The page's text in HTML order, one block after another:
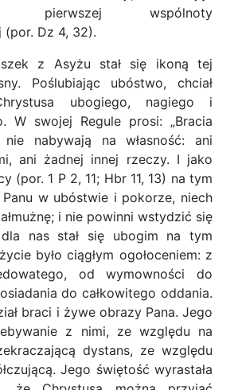
pierwszej wspólnoty
(por. Dz 4, 32).
z Asyżu stał się ikoną tej
Poślubiając ubóstwo, chciał
ubogiego, nagiego i
W swojej Regule prosi: „Bracia
nabywają na własność: ani
ani żadnej innej rzeczy. I jako
(por. 1 P 2, 11; Hbr 11, 13) na tym
Panu w ubóstwie i pokorze, niech
i nie powinni wstydzić się
nas stał się ubogim na tym
było ciągłym ogołoceniem: z
od wymowności do
do całkowitego oddania.
braci i żywe obrazy Pana. Jego
z nimi, ze względu na
dystans, ze względu
Jego świętość wyrastała